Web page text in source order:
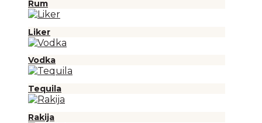
Rum
Liker
Vodka
Tequila
Rakija